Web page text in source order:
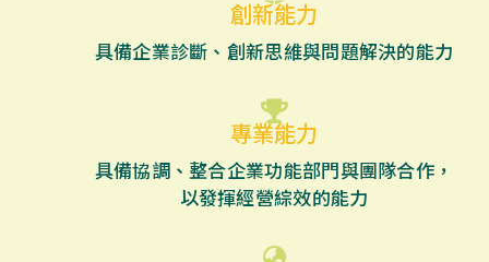
創新能力
具備企業診斷、創新思維與問題解決的能力
專業能力
具備協調、整合企業功能部門與團隊合作，
以發揮經營綜效的能力